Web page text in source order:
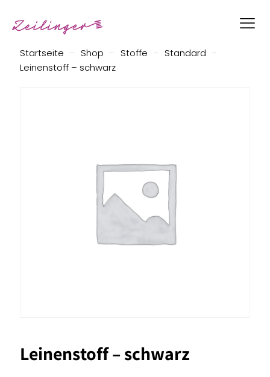
Startseite - Shop - Stoffe - Standard -
Leinenstoff – schwarz
Leinenstoff – schwarz